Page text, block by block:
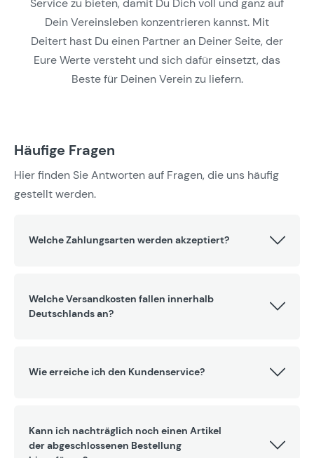
Service zu bieten, damit Du Dich voll und ganz auf
Dein Vereinsleben konzentrieren kannst. Mit
Deitert hast Du einen Partner an Deiner Seite, der
Eure Werte versteht und sich dafür einsetzt, das
Beste für Deinen Verein zu liefern.
Häufige Fragen
Hier finden Sie Antworten auf Fragen, die uns häufig
gestellt werden.
Welche Zahlungsarten werden akzeptiert?
Welche Versandkosten fallen innerhalb
Deutschlands an?
Wie erreiche ich den Kundenservice?
Kann ich nachträglich noch einen Artikel
der abgeschlossenen Bestellung